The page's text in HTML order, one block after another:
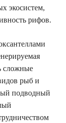
экосистем,
рифов.
сложные
рыб и
подводный